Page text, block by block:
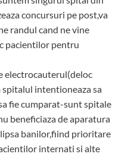
concursuri pe post,va
randul cand ne vine
pacientilor pentru
electrocauterul(deloc
spitalul intentioneaza sa
fie cumparat-sunt spitale
beneficiaza de aparatura
banilor,fiind prioritare
internati si alte